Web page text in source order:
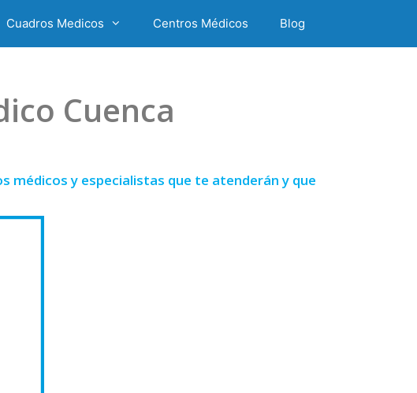
Cuadros Medicos Centros Médicos Blog
Cuenca
médicos y especialistas que te atenderán y que